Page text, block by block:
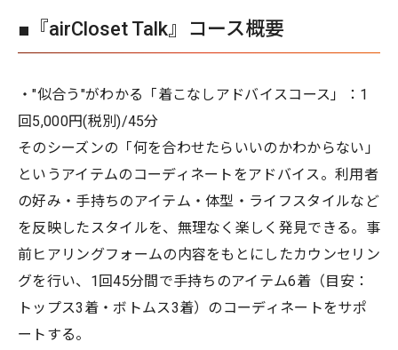
■『airCloset Talk』コース概要
・"似合う"がわかる「着こなしアドバイスコース」：1
回5,000円(税別)/45分
そのシーズンの「何を合わせたらいいのかわからない」
というアイテムのコーディネートをアドバイス。利用者
の好み・手持ちのアイテム・体型・ライフスタイルなど
を反映したスタイルを、無理なく楽しく発見できる。事
前ヒアリングフォームの内容をもとにしたカウンセリン
グを行い、1回45分間で手持ちのアイテム6着（目安：
トップス3着・ボトムス3着）のコーディネートをサポ
ートする。